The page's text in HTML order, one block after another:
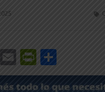
LinkedIn
Email